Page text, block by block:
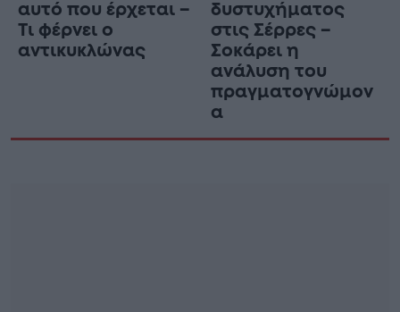
αυτό που έρχεται –
Τι φέρνει ο
αντικυκλώνας
δυστυχήματος
στις Σέρρες –
Σοκάρει η
ανάλυση του
πραγματογνώμον
α